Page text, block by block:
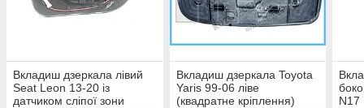
Вкладиш дзеркала лівий
Seat Leon 13-20 із
датчиком сліпої зони
Вкладиш дзеркала Toyota
Yaris 99-06 ліве
(квадратне кріплення)
N17